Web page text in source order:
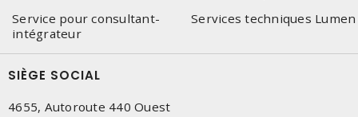
Service pour consultant-
intégrateur
Services techniques Lumen
SIÈGE SOCIAL
4655, Autoroute 440 Ouest